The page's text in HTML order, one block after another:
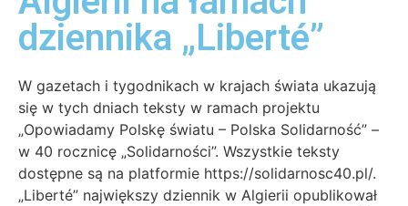
dziennika „Liberté”
W gazetach i tygodnikach w krajach świata ukazują
się w tych dniach teksty w ramach projektu
„Opowiadamy Polskę światu – Polska Solidarność” –
w 40 rocznicę „Solidarności”. Wszystkie teksty
dostępne są na platformie https://solidarnosc40.pl/.
„Liberté” największy dziennik w Algierii opublikował